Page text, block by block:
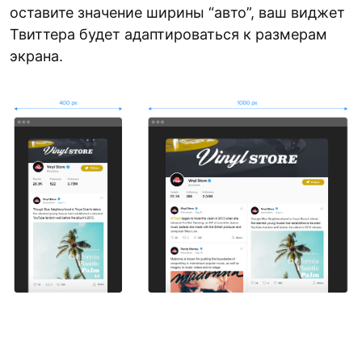
оставите значение ширины “авто”, ваш виджет
Твиттера будет адаптироваться к размерам
экрана.